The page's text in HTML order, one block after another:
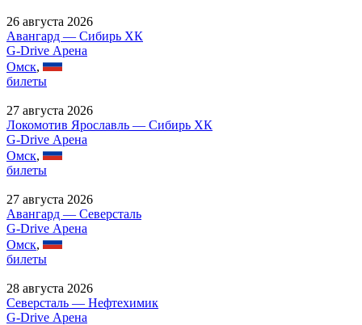
26 августа 2026
Авангард — Сибирь ХК
G-Drive Арена
Омск,
билеты
27 августа 2026
Локомотив Ярославль — Сибирь ХК
G-Drive Арена
Омск,
билеты
27 августа 2026
Авангард — Северсталь
G-Drive Арена
Омск,
билеты
28 августа 2026
Северсталь — Нефтехимик
G-Drive Арена